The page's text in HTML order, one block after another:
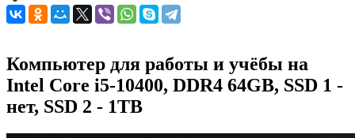
Компьютер для работы и учёбы на
Intel Core i5-10400, DDR4 64GB, SSD 1 -
нет, SSD 2 - 1TB